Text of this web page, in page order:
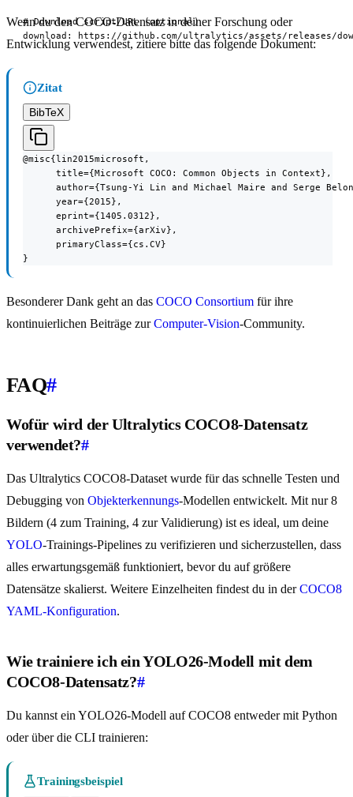
# Download script/URL (optional)
download: https://github.com/ultralytics/assets/releases/
Wenn du den COCO-Datensatz in deiner Forschung oder
Entwicklung verwendest, zitiere bitte das folgende Dokument:
Zitat
BibTeX
@misc{lin2015microsoft,
      title={Microsoft COCO: Common Objects in Context},
author={Tsung-Yi Lin and Michael Maire and Serge
      year={2015},
      eprint={1405.0312},
      archivePrefix={arXiv},
      primaryClass={cs.CV}
}
Besonderer Dank geht an das COCO Consortium für ihre
kontinuierlichen Beiträge zurComputer-Vision-Community.
FAQ#
Wofür wird der Ultralytics COCO8-Datensatz
verwendet?#
Das Ultralytics COCO8-Dataset wurde für das schnelle Testen und
Debugging von Objekterkennungs-Modellen entwickelt. Mit nur 8
Bildern (4 zum Training, 4 zur Validierung) ist es ideal, um deine
YOLO-Trainings-Pipelines zu verifizieren und sicherzustellen, dass
alles erwartungsgemäß funktioniert, bevor du auf größere
Datensätze skalierst. Weitere Einzelheiten findest du in derCOCO8
YAML-Konfiguration.
Wie trainiere ich ein YOLO26-Modell mit dem
COCO8-Datensatz?#
Du kannst ein YOLO26-Modell auf COCO8 entweder mit Python
oder über die CLI trainieren:
Trainingsbeispiel